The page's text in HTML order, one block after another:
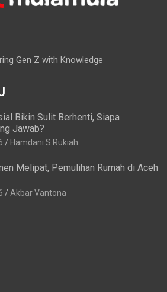
Gen Z with Knowledge
Bikin Sulit Berhenti, Siapa
Jawab?
Hamdani S Rukiah
Melipat, Pemulihan Rumah di Aceh
Akbar Vantona